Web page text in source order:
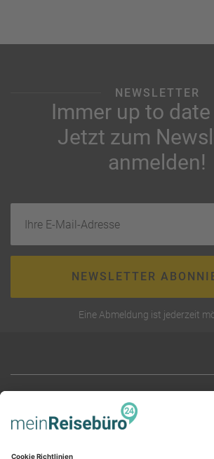
NEWSLETTER
Immer up to date
Jetzt zum
anmelden!
NEWSLETTER
Eine Abmeldung ist jederzeit
Online AGB